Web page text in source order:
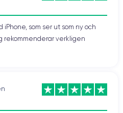
teknik som möjliggör trådlös
de fysiska
specifikationerna vill vi fokusera
som ser ut som ny och
rekommenderar verkligen